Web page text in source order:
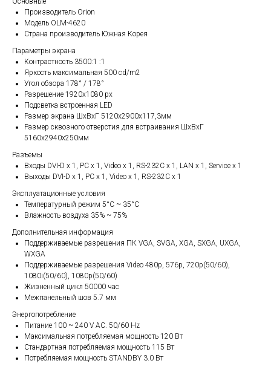
Производитель Orion
Модель OLM-4620
Страна производитель Южная Корея
Параметры экрана
Контрастность 3500:1 :1
Яркость максимальная 500 cd/m2
Угол обзора 178° / 178°
Разрешение 1920x1080 px
Подсветка встроенная LED
Размер экрана ШхВхГ 5120х2900х117,3мм
Размер сквозного отверстия для встраивания ШхВхГ
5160х2940х250мм
Разъемы
Входы DVI-D x 1, PC x 1, Video x 1, RS-232C x 1, LAN x 1, Service x 1
Выходы DVI-D x 1, PC x 1, Video x 1, RS-232C x 1
Эксплуатационные условия
Температурный режим 5°С ~ 35°С
Влажность воздуха 35% ~ 75%
Дополнительная информация
Поддерживаемые разрешения ПК VGA, SVGA, XGA, SXGA, UXGA,
WXGA
Поддерживаемые разрешения Video 480p, 576p, 720p(50/60),
1080i(50/60), 1080p(50/60)
Жизненный цикл 50000 час
Межпанельный шов 5.7 мм
Энергопотребление
Питание 100 ~ 240 V AC. 50/60 Hz
Максимальная потребляемая мощность 120 Вт
Стандартная потребляемая мощность 115 Вт
Потребляемая мощность STANDBY 3.0 Вт